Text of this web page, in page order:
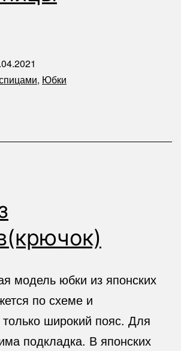
, Юбки
модель юбки из японских
по схеме и
широкий пояс. Для
подкладка. В японских